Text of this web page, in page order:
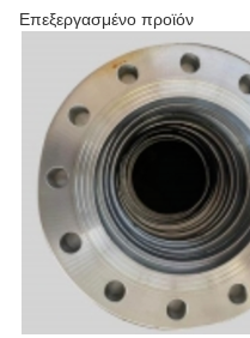
Επεξεργασμένο προϊόν